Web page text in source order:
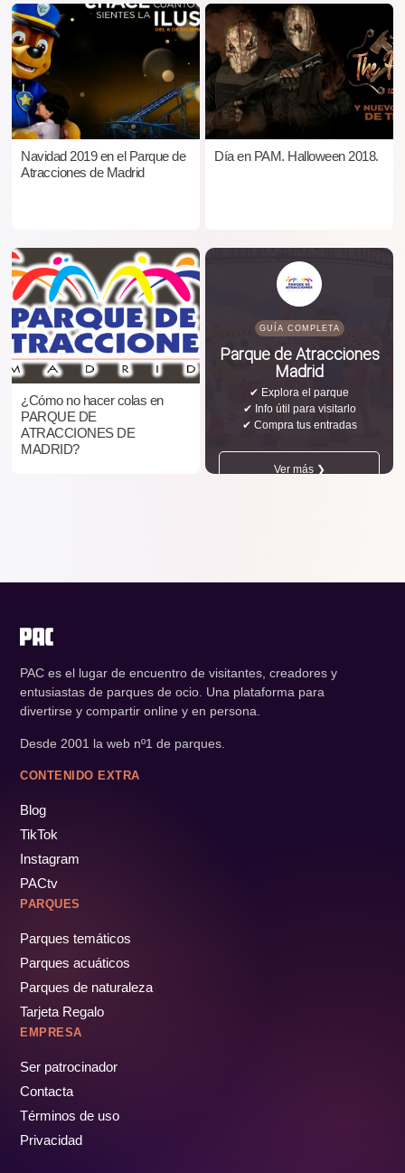
Navidad 2019 en el Parque de
Atracciones de Madrid
Día en PAM. Halloween 2018.
¿Cómo no hacer colas en
PARQUE DE
ATRACCIONES DE
MADRID?
GUÍA COMPLETA
Parque de Atracciones
Madrid
✔ Explora el parque
✔ Info útil para visitarlo
✔ Compra tus entradas
Ver más ❯
PAC es el lugar de encuentro de visitantes, creadores y
entusiastas de parques de ocio. Una plataforma para
divertirse y compartir online y en persona.
Desde 2001 la web nº1 de parques.
CONTENIDO EXTRA
Blog
TikTok
Instagram
PACtv
PARQUES
Parques temáticos
Parques acuáticos
Parques de naturaleza
Tarjeta Regalo
EMPRESA
Ser patrocinador
Contacta
Términos de uso
Privacidad